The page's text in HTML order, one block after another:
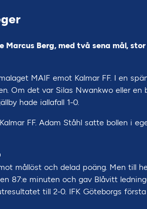
Marcus Berg, med två sena mål,
MAIF emot Kalmar FF. I en
Om det var Silas Nwankwo eller en
hade iallafall 1-0.
FF. Adam Ståhl satte bollen i
mållöst och delad poäng. Men till
87:e minuten och gav Blåvitt
till 2-0. IFK Göteborgs